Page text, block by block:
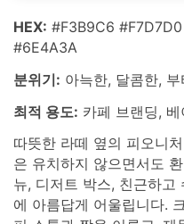
HEX: #F3B9C6
#6E4A3A
분위기: 아늑한, 달콤한, 부
최적 용도: 카페 브랜딩,
따뜻한 라떼 옆의 피오니
은 유치하지 않으면서도
뉴, 디저트 박스, 친근하고
에 아름답게 어울립니다.